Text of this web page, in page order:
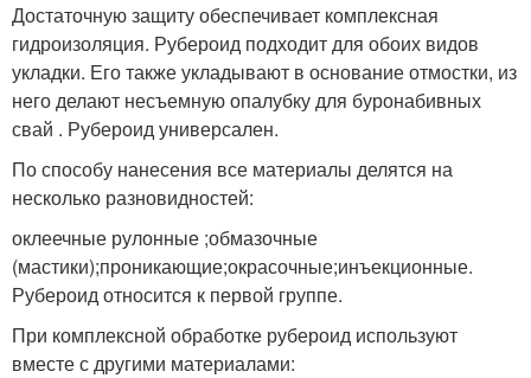
Достаточную защиту обеспечивает комплексная
гидроизоляция. Рубероид подходит для обоих видов
укладки. Его также укладывают в основание отмостки, из
него делают несъемную опалубку для буронабивных
свай . Рубероид универсален.
По способу нанесения все материалы делятся на
несколько разновидностей:
оклеечные рулонные ;обмазочные
(мастики);проникающие;окрасочные;инъекционные.
Рубероид относится к первой группе.
При комплексной обработке рубероид используют
вместе с другими материалами: